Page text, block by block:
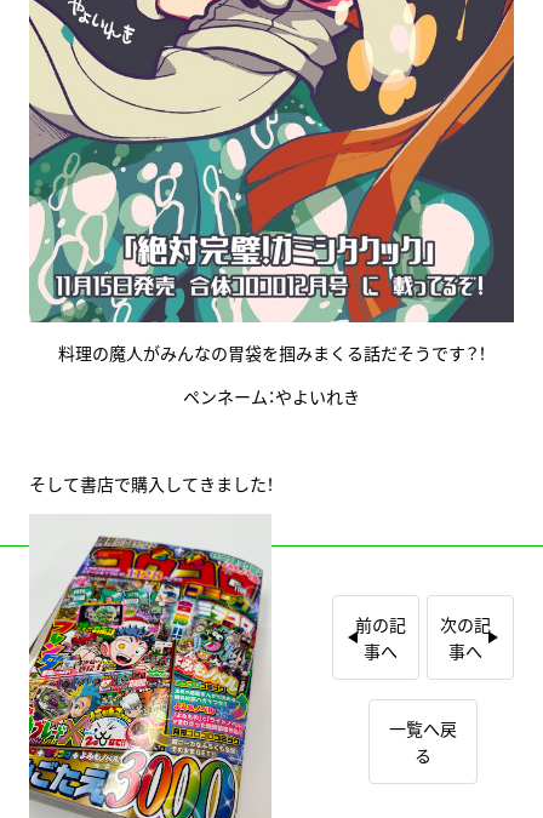
料理の魔人がみんなの胃袋を掴みまくる話だそうです？！
ペンネーム：やよいれき
そして書店で購入してきました！
前の記
事へ
次の記
事へ
一覧へ戻
る